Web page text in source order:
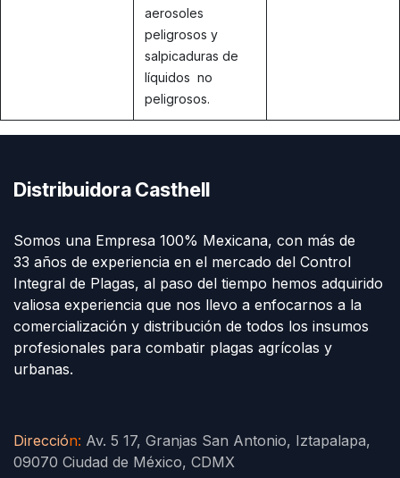
aerosoles
peligrosos y
salpicaduras de
líquidos no
peligrosos.
Distribuidora Casthell
Somos una Empresa 100% Mexicana, con más de
33 años de experiencia en el mercado del Control
Integral de Plagas, al paso del tiempo hemos adquirido
valiosa experiencia que nos llevo a enfocarnos a la
comercialización y distribución de todos los insumos
profesionales para combatir plagas agrícolas y
urbanas.
Dirección: Av. 5 17, Granjas San Antonio, Iztapalapa,
09070 Ciudad de México, CDMX